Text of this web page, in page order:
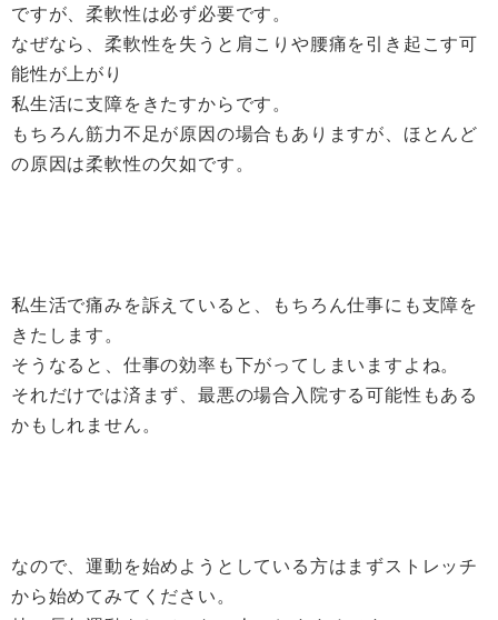
ですが、柔軟性は必ず必要です。
なぜなら、柔軟性を失うと肩こりや腰痛を引き起こす可
能性が上がり
私生活に支障をきたすからです。
もちろん筋力不足が原因の場合もありますが、ほとんど
の原因は柔軟性の欠如です。
私生活で痛みを訴えていると、もちろん仕事にも支障を
きたします。
そうなると、仕事の効率も下がってしまいますよね。
それだけでは済まず、最悪の場合入院する可能性もある
かもしれません。
なので、運動を始めようとしている方はまずストレッチ
から始めてみてください。